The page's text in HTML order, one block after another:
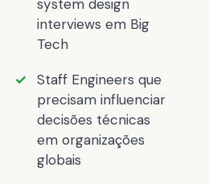
system design
interviews em Big
Tech
Staff Engineers que
precisam influenciar
decisões técnicas
em organizações
globais